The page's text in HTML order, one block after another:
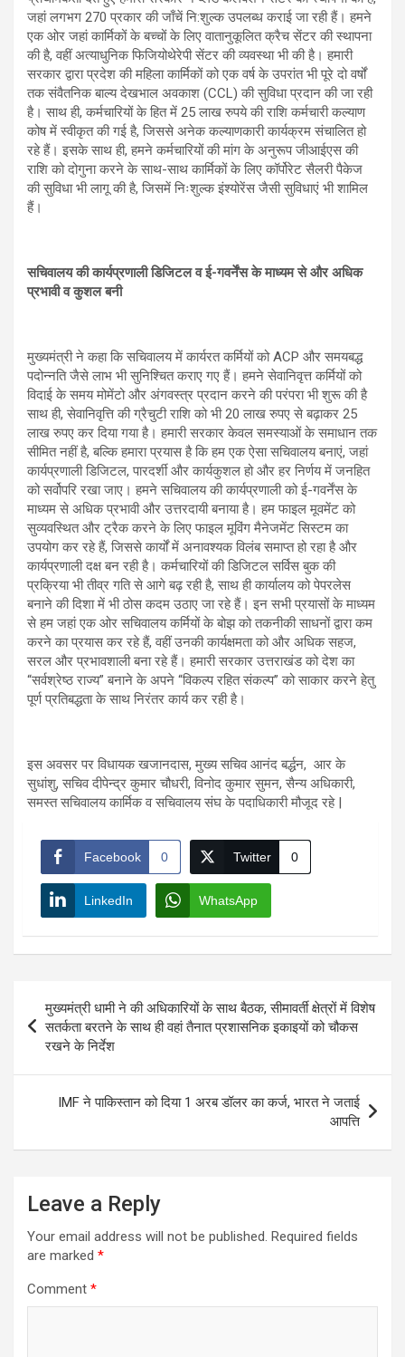
जहां लगभग 270 प्रकार की जाँचें नि:शुल्क उपलब्ध कराई जा रही हैं। हमने
एक ओर जहां कार्मिकों के बच्चों के लिए वातानुकूलित क्रैच सेंटर की स्थापना
की है, वहीं अत्याधुनिक फिजियोथेरेपी सेंटर की व्यवस्था भी की है। हमारी
सरकार द्वारा प्रदेश की महिला कार्मिकों को एक वर्ष के उपरांत भी पूरे दो वर्षों
तक संवैतनिक बाल्य देखभाल अवकाश (CCL) की सुविधा प्रदान की जा रही
है। साथ ही, कर्मचारियों के हित में 25 लाख रुपये की राशि कर्मचारी कल्याण
कोष में स्वीकृत की गई है, जिससे अनेक कल्याणकारी कार्यक्रम संचालित हो
रहे हैं। इसके साथ ही, हमने कर्मचारियों की मांग के अनुरूप जीआईएस की
राशि को दोगुना करने के साथ-साथ कार्मिकों के लिए कॉर्पोरेट सैलरी पैकेज
की सुविधा भी लागू की है, जिसमें निःशुल्क इंश्योरेंस जैसी सुविधाएं भी शामिल
हैं।
सचिवालय की कार्यप्रणाली डिजिटल व ई-गवर्नेंस के माध्यम से और अधिक
प्रभावी व कुशल बनी
मुख्यमंत्री ने कहा कि सचिवालय में कार्यरत कर्मियों को ACP और समयबद्ध
पदोन्नति जैसे लाभ भी सुनिश्चित कराए गए हैं। हमने सेवानिवृत्त कर्मियों को
विदाई के समय मोमेंटो और अंगवस्त्र प्रदान करने की परंपरा भी शुरू की है
साथ ही, सेवानिवृत्ति की ग्रैचुटी राशि को भी 20 लाख रुपए से बढ़ाकर 25
लाख रुपए कर दिया गया है। हमारी सरकार केवल समस्याओं के समाधान तक
सीमित नहीं है, बल्कि हमारा प्रयास है कि हम एक ऐसा सचिवालय बनाएं, जहां
कार्यप्रणाली डिजिटल, पारदर्शी और कार्यकुशल हो और हर निर्णय में जनहित
को सर्वोपरि रखा जाए। हमने सचिवालय की कार्यप्रणाली को ई-गवर्नेंस के
माध्यम से अधिक प्रभावी और उत्तरदायी बनाया है। हम फाइल मूवमेंट को
सुव्यवस्थित और ट्रैक करने के लिए फाइल मूविंग मैनेजमेंट सिस्टम का
उपयोग कर रहे हैं, जिससे कार्यों में अनावश्यक विलंब समाप्त हो रहा है और
कार्यप्रणाली दक्ष बन रही है। कर्मचारियों की डिजिटल सर्विस बुक की
प्रक्रिया भी तीव्र गति से आगे बढ़ रही है, साथ ही कार्यालय को पेपरलेस
बनाने की दिशा में भी ठोस कदम उठाए जा रहे हैं। इन सभी प्रयासों के माध्यम
से हम जहां एक ओर सचिवालय कर्मियों के बोझ को तकनीकी साधनों द्वारा कम
करने का प्रयास कर रहे हैं, वहीं उनकी कार्यक्षमता को और अधिक सहज,
सरल और प्रभावशाली बना रहे हैं। हमारी सरकार उत्तराखंड को देश का
“सर्वश्रेष्ठ राज्य” बनाने के अपने “विकल्प रहित संकल्प’’ को साकार करने हेतु
पूर्ण प्रतिबद्धता के साथ निरंतर कार्य कर रही है।
इस अवसर पर विधायक खजानदास, मुख्य सचिव आनंद बर्द्धन, आर के
सुधांशु, सचिव दीपेन्द्र कुमार चौधरी, विनोद कुमार सुमन, सैन्य अधिकारी,
समस्त सचिवालय कार्मिक व सचिवालय संघ के पदाधिकारी मौजूद रहे |
Facebook 0 Twitter 0
LinkedIn WhatsApp
navigation
मुख्यमंत्री धामी ने की अधिकारियों के साथ बैठक, सीमावर्ती क्षेत्रों में विशेष
सतर्कता बरतने के साथ ही वहां तैनात प्रशासनिक इकाइयों को चौकस
रखने के निर्देश
IMF ने पाकिस्तान को दिया 1 अरब डॉलर का कर्ज, भारत ने जताई
आपत्ति
Leave a Reply
Your email address will not be published. Required fields
are marked *
Comment *